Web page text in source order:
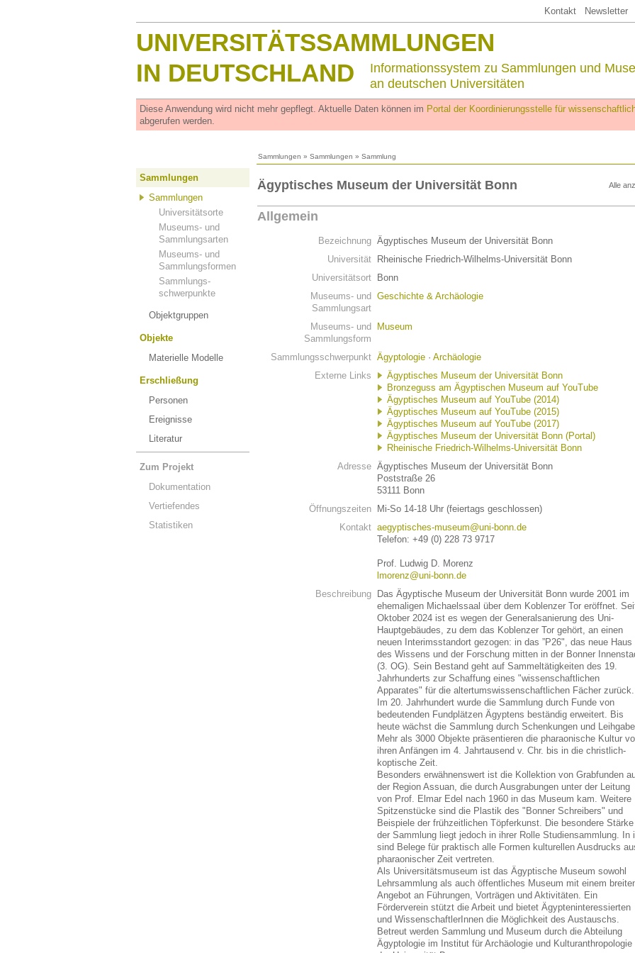
Kontakt Newsletter
UNIVERSITÄTSSAMMLUNGEN
IN DEUTSCHLAND
Informationssystem zu Sammlungen und
an deutschen Universitäten
Diese Anwendung wird nicht mehr gepflegt. Aktuelle Daten können im Portal der Koordinierungsstelle für
abgerufen werden.
Sammlungen » Sammlungen » Sammlung
Sammlungen
Sammlungen
Universitätsorte
Museums- und
Sammlungsarten
Museums- und
Sammlungsformen
Sammlungs-
schwerpunkte
Objektgruppen
Objekte
Materielle Modelle
Erschließung
Personen
Ereignisse
Literatur
Zum Projekt
Dokumentation
Vertiefendes
Statistiken
Alle
Ägyptisches Museum der Universität Bonn
Allgemein
Bezeichnung Ägyptisches Museum der Universität Bonn
Universität
Rheinische Friedrich-Wilhelms-Universität Bonn
Universitätsort
Bonn
Museums- und
Sammlungsart
Geschichte & Archäologie
Museums- und
Sammlungsform
Museum
Sammlungsschwerpunkt Ägyptologie · Archäologie
Externe Links
Ägyptisches Museum der Universität Bonn
Bronzeguss am Ägyptischen Museum auf YouTube
Ägyptisches Museum auf YouTube (2014)
Ägyptisches Museum auf YouTube (2015)
Ägyptisches Museum auf YouTube (2017)
Ägyptisches Museum der Universität Bonn (Portal)
Rheinische Friedrich-Wilhelms-Universität Bonn
Adresse Ägyptisches Museum der Universität Bonn
Poststraße 26
53111 Bonn
Öffnungszeiten
Mi-So 14-18 Uhr (feiertags geschlossen)
Kontakt aegyptisches-museum@uni-bonn.de
Telefon: +49 (0) 228 73 9717
Prof. Ludwig D. Morenz
lmorenz@uni-bonn.de
Beschreibung
Das Ägyptische Museum der Universität Bonn wurde 2001 im
ehemaligen Michaelssaal über dem Koblenzer Tor eröffnet.
Oktober 2024 ist es wegen der Generalsanierung des Uni-
Hauptgebäudes, zu dem das Koblenzer Tor gehört, an einen
neuen Interimsstandort gezogen: in das ”P26", das neue Haus
des Wissens und der Forschung mitten in der Bonner
(3. OG). Sein Bestand geht auf Sammeltätigkeiten des 19.
Jahrhunderts zur Schaffung eines "wissenschaftlichen
Apparates" für die altertumswissenschaftlichen Fächer zurück.
Im 20. Jahrhundert wurde die Sammlung durch Funde von
bedeutenden Fundplätzen Ägyptens beständig erweitert. Bis
heute wächst die Sammlung durch Schenkungen und
Mehr als 3000 Objekte präsentieren die pharaonische Kultur
ihren Anfängen im 4. Jahrtausend v. Chr. bis in die christlich-
koptische Zeit.
Besonders erwähnenswert ist die Kollektion von Grabfunden
der Region Assuan, die durch Ausgrabungen unter der Leitung
von Prof. Elmar Edel nach 1960 in das Museum kam. Weitere
Spitzenstücke sind die Plastik des "Bonner Schreibers" und
Beispiele der frühzeitlichen Töpferkunst. Die besondere Stärke
der Sammlung liegt jedoch in ihrer Rolle Studiensammlung. In
sind Belege für praktisch alle Formen kulturellen Ausdrucks
pharaonischer Zeit vertreten.
Als Universitätsmuseum ist das Ägyptische Museum sowohl
Lehrsammlung als auch öffentliches Museum mit einem
Angebot an Führungen, Vorträgen und Aktivitäten. Ein
Förderverein stützt die Arbeit und bietet Ägypteninteressierten
und WissenschaftlerInnen die Möglichkeit des Austauschs.
Betreut werden Sammlung und Museum durch die Abteilung
Ägyptologie im Institut für Archäologie und Kulturanthropologie